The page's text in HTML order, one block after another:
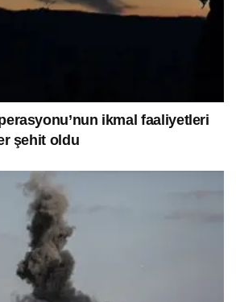
ikmal faaliyetleri
şehit oldu